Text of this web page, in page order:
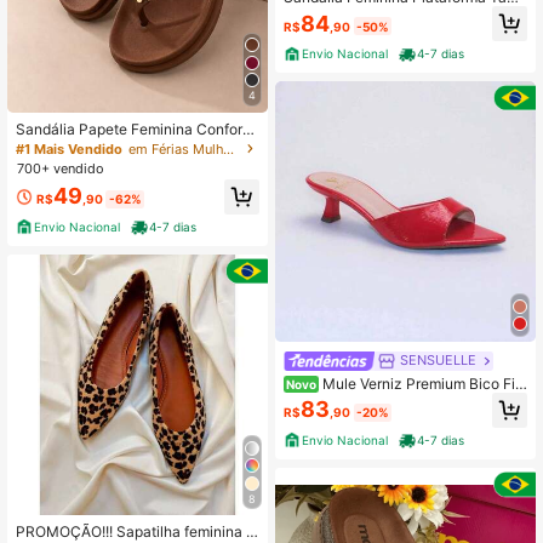
4
Sandália Papete Feminina Confortá
vel Elegante Leve para o Dia a Dia
Tendencia
#1 Mais Vendido
em Férias Mulheres Plataformas e Sandálias Cunha
700+ vendido
R$49,90 -62%
Envio Nacional
4-7 dias
8
PROMOÇÃO!!! Sapatilha feminina bi
anco 9 CM Confortável Blogueira S
alto Alto Grosso Meia Pata Anabela
Macia Moderna KALLYS 4915
R$84 ,90 -50%
Envio Nacional
4-7 dias
SENSUELLE
Novo Mule Verniz Premium Bico Fin
o Salto Geométrico 3,5 cm Confortá
vel Luxo
R$83,90 -20%
Envio Nacional
4-7 dias